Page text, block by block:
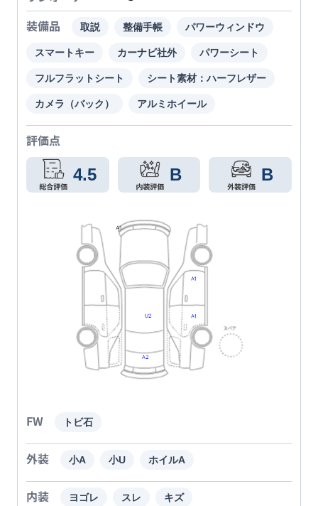
装備品 取説 整備手帳 パワーウィンドウ
スマートキー カーナビ社外 パワーシート
フルフラットシート シート素材：ハーフレザー
カメラ（バック） アルミホイール
評価点
4.5 B B
FW トビ石
外装 小A 小U ホイルA
内装 ヨゴレ スレ キズ